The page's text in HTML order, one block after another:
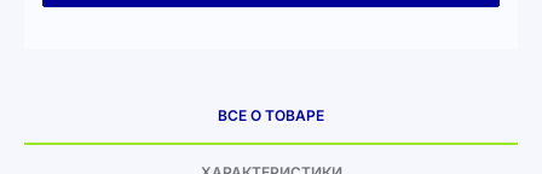
ВСЕ О ТОВАРЕ